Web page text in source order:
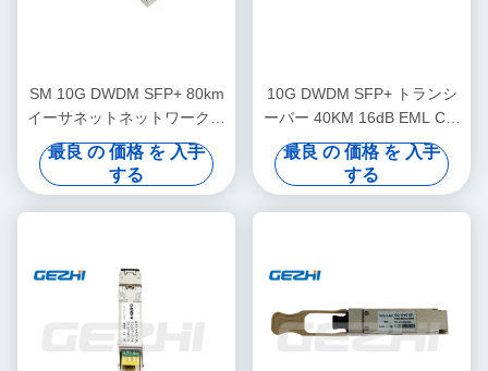
SM 10G DWDM SFP+ 80km
イーサネットネットワーク用
光接送機モジュール
最良 の 価格 を 入手
する
10G DWDM SFP+ トランシ
ーバー 40KM 16dB EML Cバ
ンド 50GHz 100GHz
200GHz ITUグリッド
最良 の 価格 を 入手
する